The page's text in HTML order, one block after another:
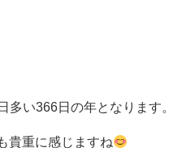
い366日の年となります。
貴重に感じますね